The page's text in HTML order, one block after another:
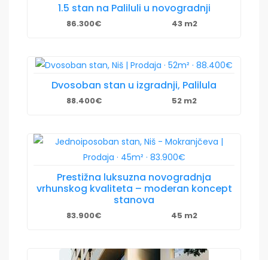
1.5 stan na Paliluli u novogradnji
86.300€ 43 m2
Dvosoban stan u izgradnji, Palilula
88.400€ 52 m2
Prestižna luksuzna novogradnja
vrhunskog kvaliteta – moderan koncept
stanova
83.900€ 45 m2